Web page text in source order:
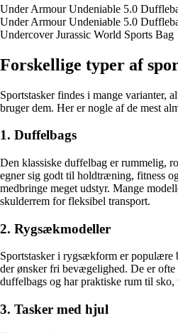
Under Armour Undeniable 5.0
Under Armour Undeniable 5.0
Undercover Jurassic World Sports Bag
Forskellige typer af
Sportstasker findes i mange varianter,
bruger dem. Her er nogle af de mest
1. Duffelbags
Den klassiske duffelbag er rummelig,
egner sig godt til holdtræning, fitness
medbringe meget udstyr. Mange
skulderrem for fleksibel transport.
2. Rygsækmodeller
Sportstasker i rygsækform er populære
der ønsker fri bevægelighed. De er ofte
duffelbags og har praktiske rum til
3. Tasker med hjul